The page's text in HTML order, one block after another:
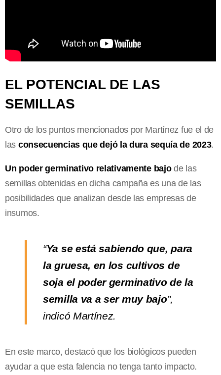
EL POTENCIAL DE LAS
SEMILLAS
Otro de los puntos mencionados por Martínez fue el de
las consecuencias que dejó la dura sequía de 2023.
Un poder germinativo relativamente bajode las
semillas obtenidas en dicha campaña es una de las
posibilidades que analizan desde las empresas de
insumos.
“Ya se está sabiendo que, para
la gruesa, en los cultivos de
soja el poder germinativo de la
semilla va a ser muy bajo”,
indicó Martínez.
En este marco, destacó que los biológicos pueden
ayudar a que esta falencia no tenga tanto impacto.